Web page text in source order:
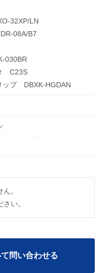
32XP/LN
08A/B7
030BR
C23S
ップ DBXK-HGDAN
。
い。
問い合わせる